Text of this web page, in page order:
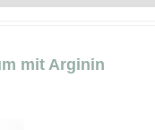
mit Arginin